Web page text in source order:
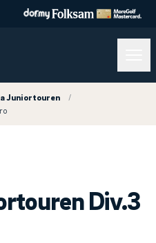
Juniortouren
/
Div.3